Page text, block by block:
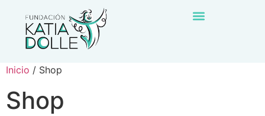
Inicio / Shop
Shop